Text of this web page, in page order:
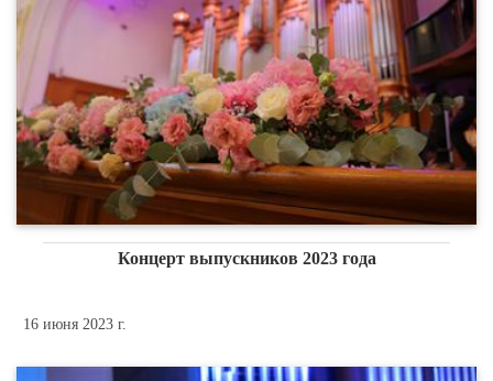
Концерт выпускников 2023 года
16 июня 2023 г.